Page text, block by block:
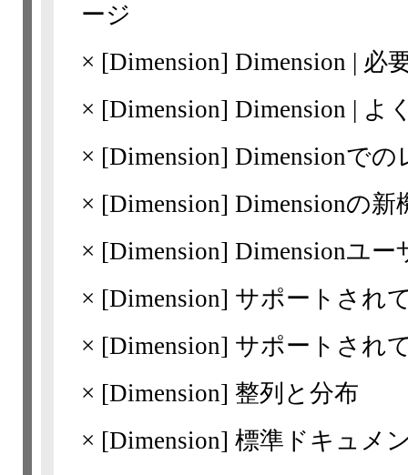
ージ
× [Dimension] Dimension | 必
× [Dimension] Dimension | よ
× [Dimension] Dimensionで
× [Dimension] Dimensionの新
× [Dimension] Dimensionユー
× [Dimension] サポートされ
× [Dimension] サポートされ
× [Dimension] 整列と分布
× [Dimension] 標準ドキュメ